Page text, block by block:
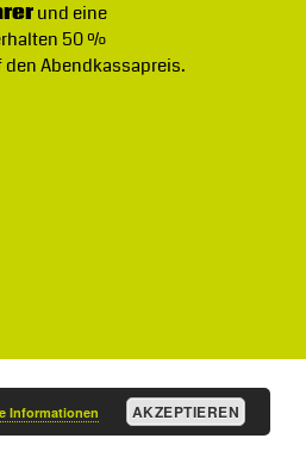
und eine
50 %
Abendkassapreis.
Informationen AKZEPTIEREN